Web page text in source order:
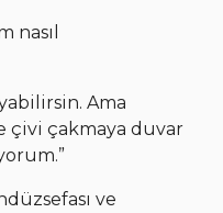
nasıl
Ama
çivi çakmaya duvar
ve